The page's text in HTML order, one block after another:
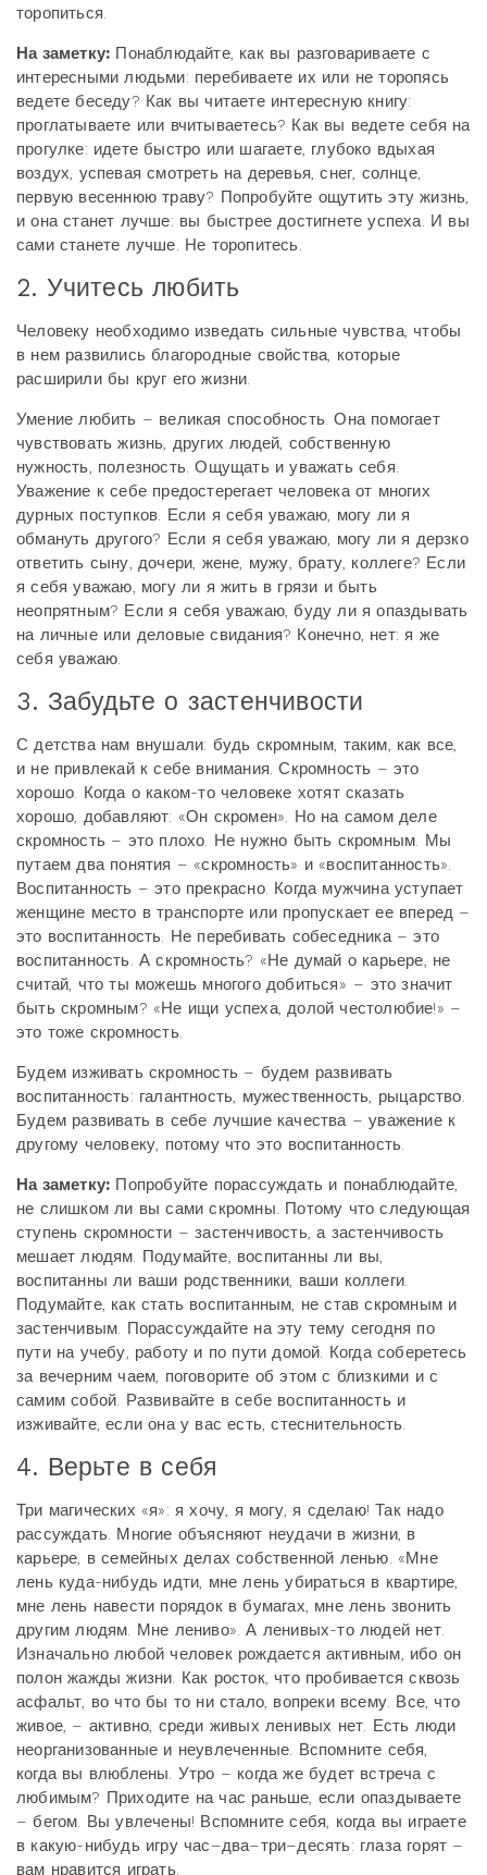
торопиться.
На заметку: Понаблюдайте, как вы разговариваете с
интересными людьми: перебиваете их или не торопясь
ведете беседу? Как вы читаете интересную книгу:
проглатываете или вчитываетесь? Как вы ведете себя на
прогулке: идете быстро или шагаете, глубоко вдыхая
воздух, успевая смотреть на деревья, снег, солнце,
первую весеннюю траву? Попробуйте ощутить эту жизнь,
и она станет лучше: вы быстрее достигнете успеха. И вы
сами станете лучше. Не торопитесь.
2. Учитесь любить
Человеку необходимо изведать сильные чувства, чтобы
в нем развились благородные свойства, которые
расширили бы круг его жизни.
Умение любить – великая способность. Она помогает
чувствовать жизнь, других людей, собственную
нужность, полезность. Ощущать и уважать себя.
Уважение к себе предостерегает человека от многих
дурных поступков. Если я себя уважаю, могу ли я
обмануть другого? Если я себя уважаю, могу ли я дерзко
ответить сыну, дочери, жене, мужу, брату, коллеге? Если
я себя уважаю, могу ли я жить в грязи и быть
неопрятным? Если я себя уважаю, буду ли я опаздывать
на личные или деловые свидания? Конечно, нет: я же
себя уважаю.
3. Забудьте о застенчивости
С детства нам внушали: будь скромным, таким, как все,
и не привлекай к себе внимания. Скромность – это
хорошо. Когда о каком-то человеке хотят сказать
хорошо, добавляют: «Он скромен». Но на самом деле
скромность – это плохо. Не нужно быть скромным. Мы
путаем два понятия – «скромность» и «воспитанность».
Воспитанность – это прекрасно. Когда мужчина уступает
женщине место в транспорте или пропускает ее вперед –
это воспитанность. Не перебивать собеседника – это
воспитанность. А скромность? «Не думай о карьере, не
считай, что ты можешь многого добиться» – это значит
быть скромным? «Не ищи успеха, долой честолюбие!» –
это тоже скромность.
Будем изживать скромность – будем развивать
воспитанность: галантность, мужественность, рыцарство.
Будем развивать в себе лучшие качества – уважение к
другому человеку, потому что это воспитанность.
На заметку: Попробуйте порассуждать и понаблюдайте,
не слишком ли вы сами скромны. Потому что следующая
ступень скромности – застенчивость, а застенчивость
мешает людям. Подумайте, воспитанны ли вы,
воспитанны ли ваши родственники, ваши коллеги.
Подумайте, как стать воспитанным, не став скромным и
застенчивым. Порассуждайте на эту тему сегодня по
пути на учебу, работу и по пути домой. Когда соберетесь
за вечерним чаем, поговорите об этом с близкими и с
самим собой. Развивайте в себе воспитанность и
изживайте, если она у вас есть, стеснительность.
4. Верьте в себя
Три магических «я»: я хочу, я могу, я сделаю! Так надо
рассуждать. Многие объясняют неудачи в жизни, в
карьере, в семейных делах собственной ленью. «Мне
лень куда-нибудь идти, мне лень убираться в квартире,
мне лень навести порядок в бумагах, мне лень звонить
другим людям. Мне лениво». А ленивых-то людей нет.
Изначально любой человек рождается активным, ибо он
полон жажды жизни. Как росток, что пробивается сквозь
асфальт, во что бы то ни стало, вопреки всему. Все, что
живое, – активно, среди живых ленивых нет. Есть люди
неорганизованные и неувлеченные. Вспомните себя,
когда вы влюблены. Утро – когда же будет встреча с
любимым? Приходите на час раньше, если опаздываете
– бегом. Вы увлечены! Вспомните себя, когда вы играете
в какую-нибудь игру час–два–три–десять: глаза горят –
вам нравится играть.